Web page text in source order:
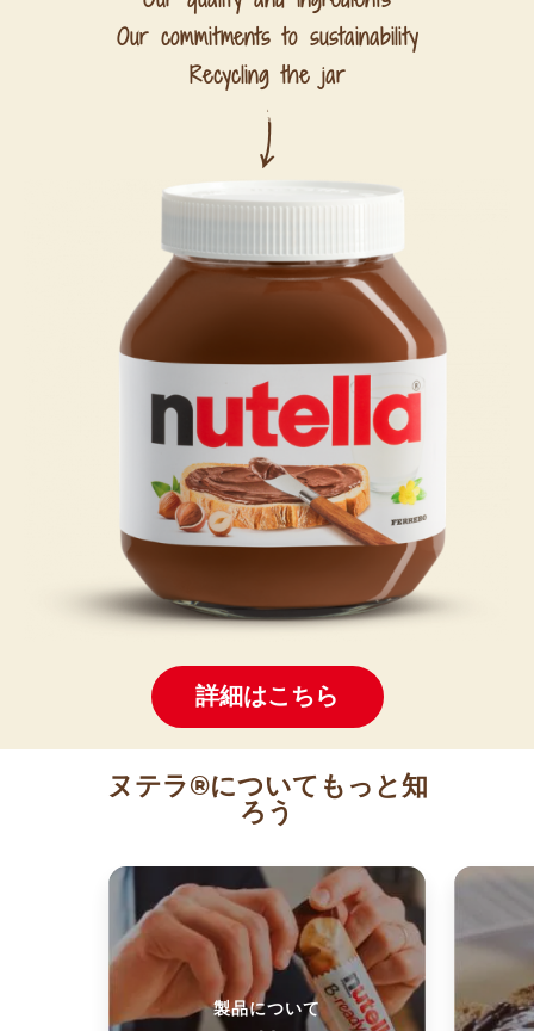
Our commitments to sustainability
Recycling the jar
詳細はこちら
ヌテラ®についてもっと知
ろう
製品について